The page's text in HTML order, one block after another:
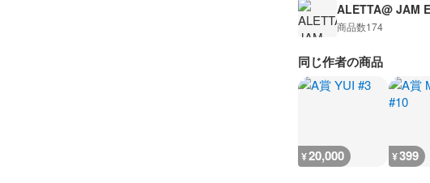
ALETTA@ JAM
商品数174
同じ作者の商品
¥20,000 ¥399